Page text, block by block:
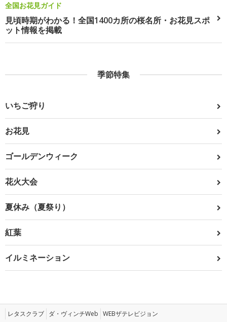
全国お花見ガイド
見頃時期がわかる！全国1400カ所の桜名所・お花見スポ
ット情報を掲載
季節特集
いちご狩り
お花見
ゴールデンウィーク
花火大会
夏休み（夏祭り）
紅葉
イルミネーション
レタスクラブ ダ・ヴィンチWeb WEBザテレビジョン